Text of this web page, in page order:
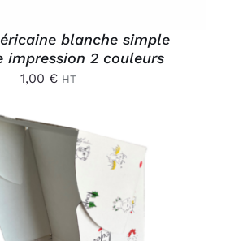
blanche simple
impression 2 couleurs
1,00 € HT